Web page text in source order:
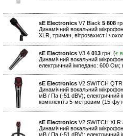
sE Electronics V7 Black 5 808
Динамічний вокальний
XLR, тримач, вітрозахист і
sE Electronics V3 4 013 грн. (є
Динамічний вокальний
електричний імпеданс: 600 Ом;
sE Electronics V2 SWITCH QTR
Динамічний вокальний
мВ / Па (-51 dBV); електричний
комплекті з 5-метровим (15-
sE Electronics V2 SWITCH XLR
Динамічний вокальний
мВ / Па (-51 dBV); електричний